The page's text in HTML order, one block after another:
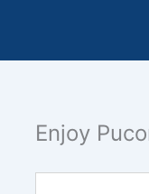
Enjoy